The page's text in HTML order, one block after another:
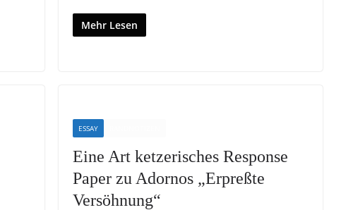
Mehr Lesen
ESSAY
Eine Art ketzerisches Response
Paper zu Adornos „Erpreßte
Versöhnung“